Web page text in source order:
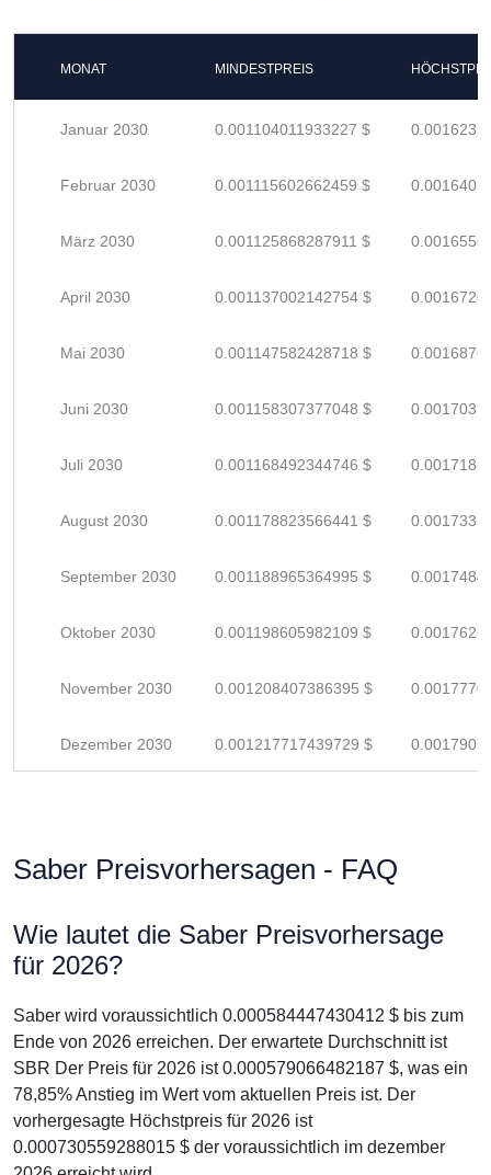
MONAT MINDESTPREIS
Januar 2030 0.001104011933227 $
Februar 2030 0.001115602662459 $
März 2030 0.001125868287911 $
April 2030 0.001137002142754 $
Mai 2030 0.001147582428718 $
Juni 2030 0.001158307377048 $
Juli 2030 0.001168492344746 $
August 2030 0.001178823566441 $
September 2030 0.001188965364995 $
Oktober 2030 0.001198605982109 $
November 2030 0.001208407386395 $
Dezember 2030 0.001217717439729 $
Saber Preisvorhersagen - FAQ
Wie lautet die Saber Preisvorhersage
für 2026?
Saber wird voraussichtlich 0.000584447430412 $ bis zum
Ende von 2026 erreichen. Der erwartete Durchschnitt ist
SBR Der Preis für 2026 ist 0.000579066482187 $, was ein
78,85% Anstieg im Wert vom aktuellen Preis ist. Der
vorhergesagte Höchstpreis für 2026 ist
0.000730559288015 $ der voraussichtlich im dezember